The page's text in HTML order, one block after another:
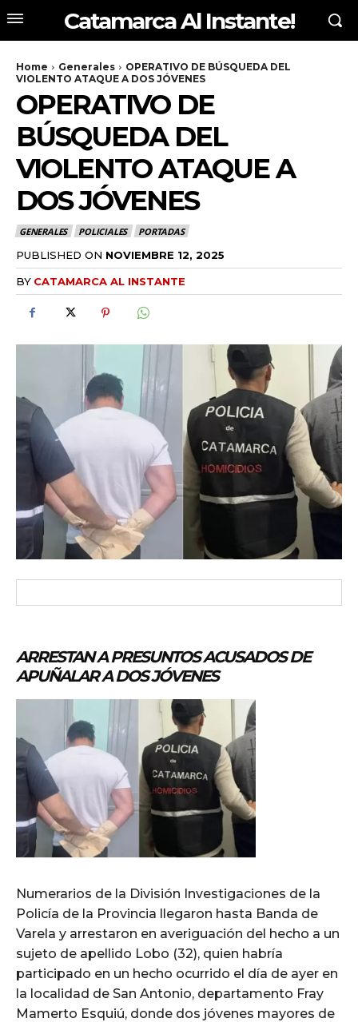
Catamarca Al Instante!
Home Generales
OPERATIVO DE BÚSQUEDA DEL
VIOLENTO ATAQUE A DOS JÓVENES
OPERATIVO DE
BÚSQUEDA DEL
VIOLENTO ATAQUE A
DOS JÓVENES
GENERALES POLICIALES PORTADAS
PUBLISHED ON NOVIEMBRE 12, 2025
BY CATAMARCA AL INSTANTE
ARRESTAN A PRESUNTOS ACUSADOS DE
APUÑALAR A DOS JÓVENES
Numerarios de la División Investigaciones de la
Policía de la Provincia llegaron hasta Banda de
Varela y arrestaron en averiguación del hecho a un
sujeto de apellido Lobo (32), quien habría
participado en un hecho ocurrido el día de ayer en
la localidad de San Antonio, departamento Fray
Mamerto Esquiú, donde dos jóvenes mayores de